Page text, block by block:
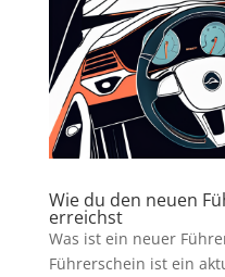
Wie du den neuen
erreichst
Was ist ein neuer
Führerschein ist ein